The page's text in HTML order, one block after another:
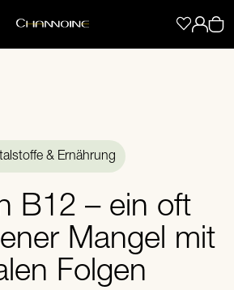
& Ernährung
B12 – ein oft
Mangel mit
Folgen